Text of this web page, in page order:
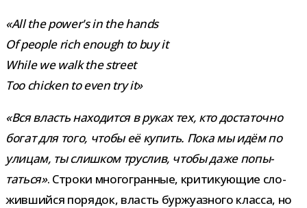
«All the power's in the hands
Of people rich enough to buy it
While we walk the street
Too chicken to even try it»
«Вся власть нахо­дится в руках тех, кто доста­точно
богат для того, чтобы её купить. Пока мы идём по
ули­цам, ты слиш­ком трус­лив, чтобы даже попы­
таться». Строки мно­го­гран­ные, кри­ти­ку­ю­щие сло­
жив­шийся поря­док, власть бур­жу­аз­ного класса, но